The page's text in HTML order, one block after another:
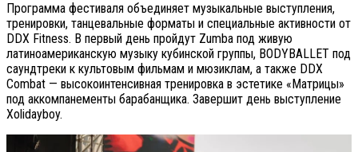
Программа фестиваля объединяет музыкальные выступления,
тренировки, танцевальные форматы и специальные активности от
DDX Fitness. В первый день пройдут Zumba под живую
латиноамериканскую музыку кубинской группы, BODYBALLET под
саундтреки к культовым фильмам и мюзиклам, а также DDX
Combat — высокоинтенсивная тренировка в эстетике «Матрицы»
под аккомпанементы барабанщика. Завершит день выступление
Xolidayboy.